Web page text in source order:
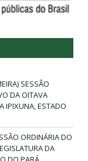
SESSÃO
DA OITAVA
IPIXUNA, ESTADO
ORDINÁRIA DO
DA